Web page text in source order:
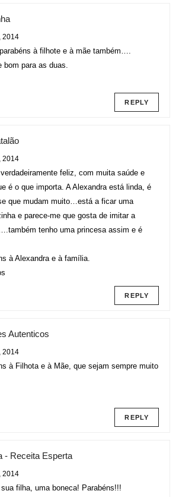
2014
à filhote e à mãe também….
bom para as duas.
REPLY
2014
feliz, com muita saúde e
é o que importa. A Alexandra está linda, é
que mudam muito…está a ficar uma
e parece-me que gosta de imitar a
tenho uma princesa assim e é
à Alexandra e à família.
REPLY
Autenticos
2014
à Filhota e à Mãe, que sejam sempre muito
REPLY
- Receita Esperta
2014
sua filha, uma boneca! Parabéns!!!